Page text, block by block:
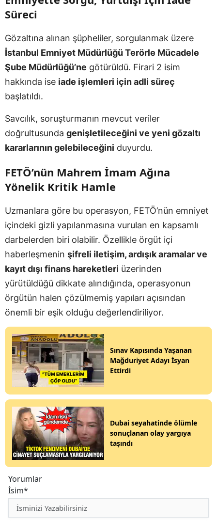
Süreci
Gözaltına alınan şüpheliler, sorgulanmak üzere
İstanbul Emniyet Müdürlüğü Terörle Mücadele
Şube Müdürlüğü’ne götürüldü. Firari 2 isim
hakkında ise iade işlemleri için adli süreç
başlatıldı.
Savcılık, soruşturmanın mevcut veriler
doğrultusunda genişletileceğini ve yeni gözaltı
kararlarının gelebileceğini duyurdu.
FETÖ’nün Mahrem İmam Ağına
Yönelik Kritik Hamle
Uzmanlara göre bu operasyon, FETÖ’nün emniyet
içindeki gizli yapılanmasına vurulan en kapsamlı
darbelerden biri olabilir. Özellikle örgüt içi
haberleşmenin şifreli iletişim, ardışık aramalar ve
kayıt dışı finans hareketleri üzerinden
yürütüldüğü dikkate alındığında, operasyonun
örgütün halen çözülmemiş yapıları açısından
önemli bir eşik olduğu değerlendiriliyor.
Sınav Kapısında Yaşanan
Mağduriyet Adayı İsyan
Ettirdi
Dubai seyahatinde ölümle
sonuçlanan olay yargıya
taşındı
Yorumlar
İsim*